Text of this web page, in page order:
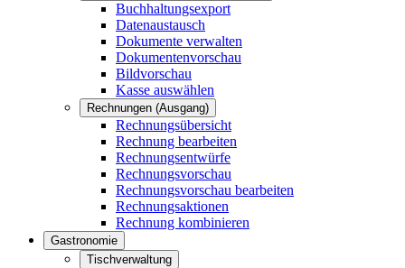
Buchhaltungsexport
Datenaustausch
Dokumente verwalten
Dokumentenvorschau
Bildvorschau
Kasse auswählen
Rechnungen (Ausgang)
Rechnungsübersicht
Rechnung bearbeiten
Rechnungsentwürfe
Rechnungsvorschau
Rechnungsvorschau bearbeiten
Rechnungsaktionen
Rechnung kombinieren
Gastronomie
Tischverwaltung